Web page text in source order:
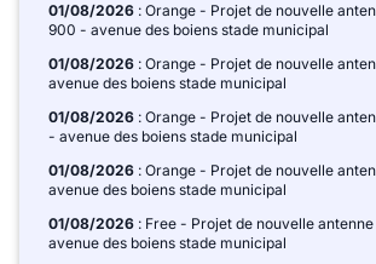
01/08/2026 : Orange - Projet de nouvelle
900 - avenue des boiens stade municipal
01/08/2026 : Orange - Projet de nouvelle
avenue des boiens stade municipal
01/08/2026 : Orange - Projet de nouvelle
- avenue des boiens stade municipal
01/08/2026 : Orange - Projet de nouvelle
avenue des boiens stade municipal
01/08/2026 : Free - Projet de nouvelle
avenue des boiens stade municipal